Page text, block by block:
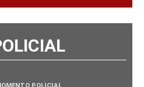
POLICIAL